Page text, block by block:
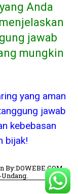
Anda
jawab
mungkin
yang aman
jawab
kebebasan
bijak!
By:DOWEBE.COM